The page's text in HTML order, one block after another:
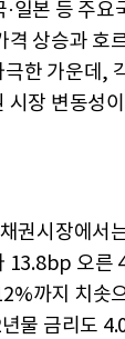
일본 등 주요
상승과 호
한 가운데,
시장 변동성
권시장에서
13.8bp 오른
까지 치솟
물 금리도